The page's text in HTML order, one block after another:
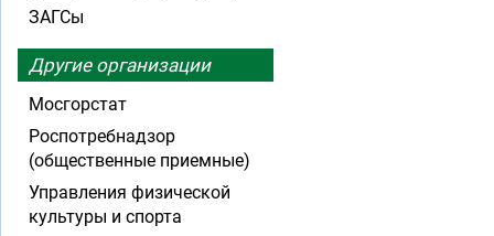
ЗАГСы
Другие организации
Мосгорстат
Роспотребнадзор
(общественные приемные)
Управления физической
культуры и спорта